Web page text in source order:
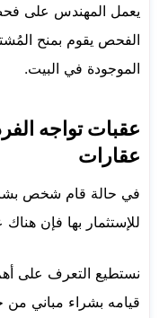
يعمل المهندس على فحص
الفحص يقوم بمنح
الموجودة في البيت.
عقبات تواجه
عقارات
في حالة قام شخص
للإستثمار بها فإن
نستطيع التعرف على
قيامه بشراء مباني من